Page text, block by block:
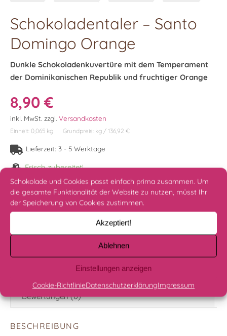
Schokolade und Cookies passt einfach prima zusammen. Um
die gesamte Funktionalität der Website zu nutzen, müsst Ihr
der Speicherung von Cookies zustimmen.
Akzeptiert!
Ablehnen
Einstellungen anzeigen
Cookie-RichtlinieDatenschutzerklärungImpressum
Schokoladentaler – Santo
Domingo Orange
Dunkle Schokoladenkuvertüre mit dem Temperament
der Dominikanischen Republik und fruchtiger Orange
8,90€
inkl. MwSt. zzgl. Versandkosten
Einheit: 0,065 kg Grundpreis: kg / 136,92 €
Lieferzeit: 3 - 5 Werktage
Frisch zubereitet!
Schokoladentaler - Santo Domingo Orange Menge
IN DEN WARENKORB
Nährwerte & Zutaten
Bewertungen (0)
BESCHREIBUNG